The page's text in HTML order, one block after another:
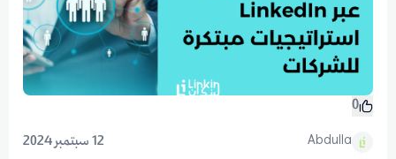
0
Abdulla 12 سبتمبر 2024